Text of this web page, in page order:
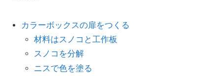
カラーボックスの扉をつくる
材料はスノコと工作板
スノコを分解
ニスで色を塗る